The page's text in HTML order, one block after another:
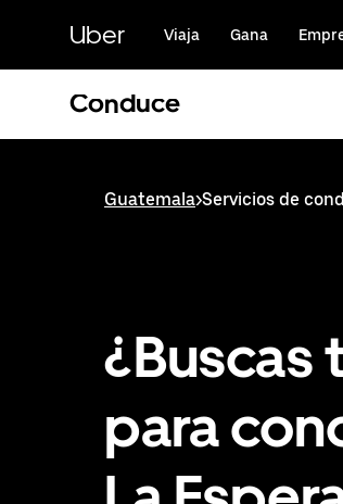
contenido
principal
Uber Viaja Gana
Conduce
Guatemala>Servicios de
¿Buscas
para